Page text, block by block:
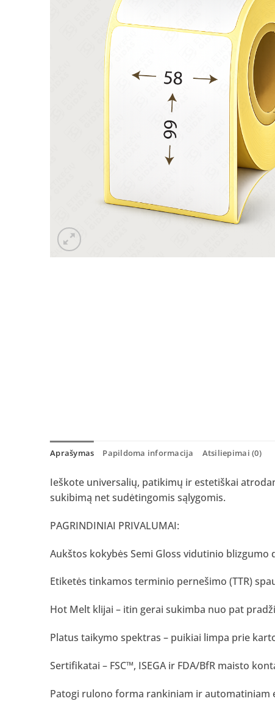
Aprašymas Papildoma informacija Atsiliepimai (0)
Ieškote universalių, patikimų ir estetiškai
sukibimą net sudėtingomis sąlygomis.
PAGRINDINIAI PRIVALUMAI:
Aukštos kokybės Semi Gloss vidutinio
Etiketės tinkamos terminio pernešimo (TTR)
Hot Melt klijai – itin gerai sukimba nuo pat
Platus taikymo spektras – puikiai limpa prie
Sertifikatai – FSC™, ISEGA ir FDA/BfR maisto
Patogi rulono forma rankiniam ir